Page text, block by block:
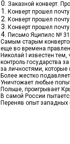
Заказной конверт.
Конверт прошел
Конверт прошел
Конверт прошел
Письмо Яципилс №
Самым старым
еще во времена
Николай I известен
контроль государства
за личностями,
Более жестко
Уничтожает любые
Польше, проигрывает
В самой России
Переняв опыт западных